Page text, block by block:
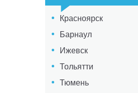
Красноярск
Барнаул
Ижевск
Тольятти
Тюмень